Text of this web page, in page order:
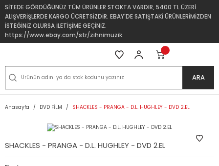
SİTEDE GÖRDÜĞÜNÜZ TÜM ÜRÜNLER STOKTA VARDIR, 5400 TL ÜZERİ
ALIŞVERİŞLERDE KARGO ÜCRETSİZDİR. EBAY'DE SATIŞTAKİ ÜRÜNLERİMİZDEN
İSTEĞİNİZ OLURSA İLETİŞİME GEÇİNİZ.
https://www.ebay.com/str/zihnimuzik
ARA
Anasayfa DVD FİLM SHACKLES - PRANGA - D.L. HUGHLEY - DVD 2.EL
SHACKLES - PRANGA - D.L. HUGHLEY - DVD 2.EL